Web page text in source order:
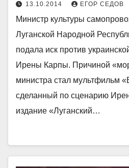
13.10.2014 ЕГОР СЕДОВ
Министр культуры
Луганской Народной
подала иск против
Ирены Карпы. Причиной
министра стал мультфильм
сделанный по сценарию
издание «Луганский…